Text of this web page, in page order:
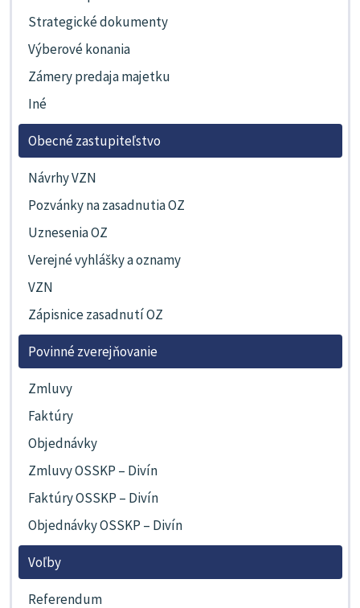
Strategické dokumenty
Výberové konania
Zámery predaja majetku
Iné
Obecné zastupiteľstvo
Návrhy VZN
Pozvánky na zasadnutia OZ
Uznesenia OZ
Verejné vyhlášky a oznamy
VZN
Zápisnice zasadnutí OZ
Povinné zverejňovanie
Zmluvy
Faktúry
Objednávky
Zmluvy OSSKP – Divín
Faktúry OSSKP – Divín
Objednávky OSSKP – Divín
Voľby
Referendum